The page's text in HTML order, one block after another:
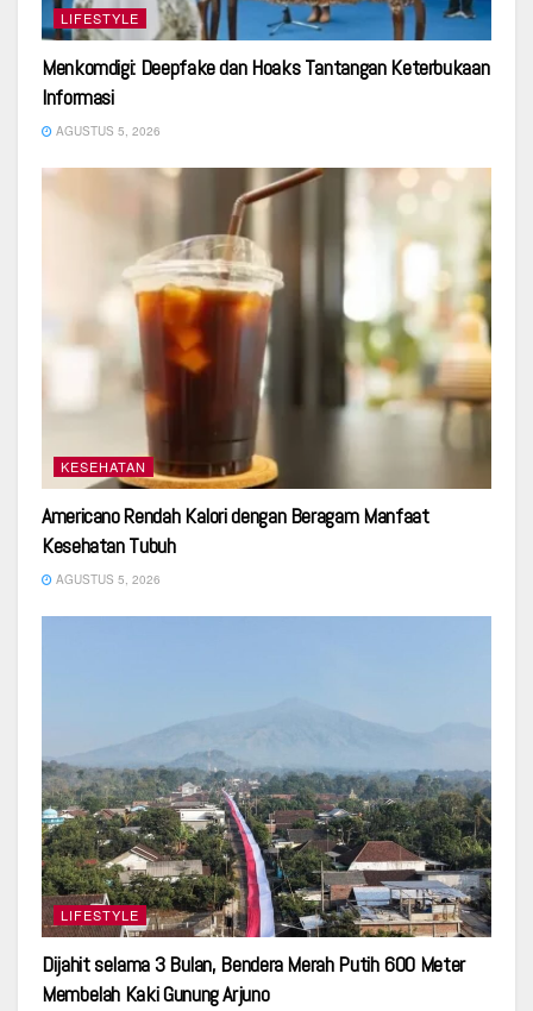
LIFESTYLE
Menkomdigi: Deepfake dan Hoaks Tantangan Keterbukaan
Informasi
AGUSTUS 5, 2026
KESEHATAN
Americano Rendah Kalori dengan Beragam Manfaat
Kesehatan Tubuh
AGUSTUS 5, 2026
LIFESTYLE
Dijahit selama 3 Bulan, Bendera Merah Putih 600 Meter
Membelah Kaki Gunung Arjuno